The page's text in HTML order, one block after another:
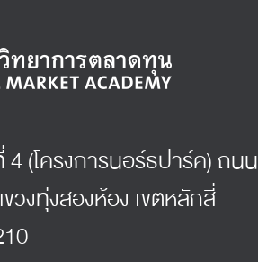
4 (โครงการนอร์ธปาร์ค) ถนน
วงทุ่งสองห้อง เขตหลักสี่